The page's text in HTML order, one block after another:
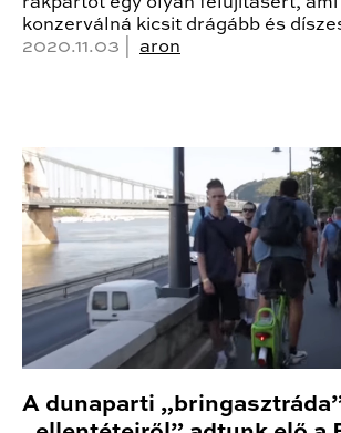
konzerválná kicsit drágább és
2020.11.03 | aron
A dunaparti